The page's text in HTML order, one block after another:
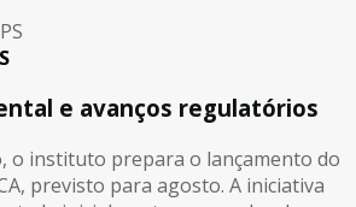
e avanços regulatórios
o instituto prepara o lançamento do
previsto para agosto. A iniciativa